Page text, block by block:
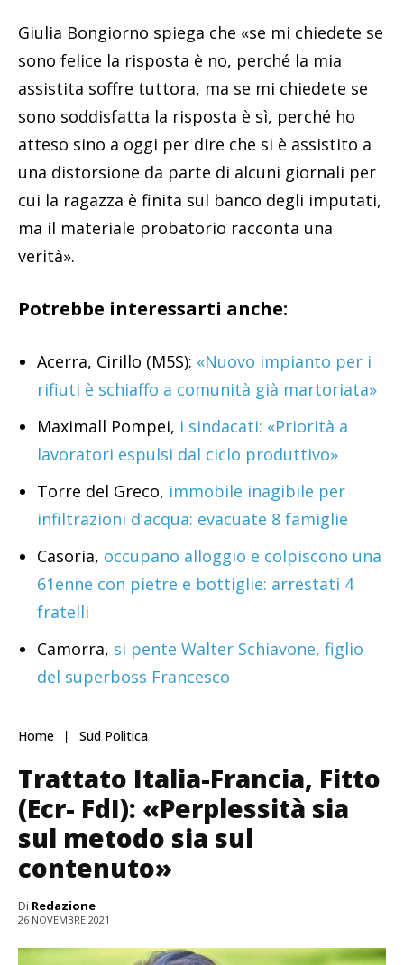
Giulia Bongiorno spiega che «se mi chiedete se
sono felice la risposta è no, perché la mia
assistita soffre tuttora, ma se mi chiedete se
sono soddisfatta la risposta è sì, perché ho
atteso sino a oggi per dire che si è assistito a
una distorsione da parte di alcuni giornali per
cui la ragazza è finita sul banco degli imputati,
ma il materiale probatorio racconta una
verità».
Potrebbe interessarti anche:
Acerra, Cirillo (M5S): «Nuovo impianto per i
rifiuti è schiaffo a comunità già martoriata»
Maximall Pompei, i sindacati: «Priorità a
lavoratori espulsi dal ciclo produttivo»
Torre del Greco, immobile inagibile per
infiltrazioni d’acqua: evacuate 8 famiglie
Casoria, occupano alloggio e colpiscono una
61enne con pietre e bottiglie: arrestati 4
fratelli
Camorra, si pente Walter Schiavone, figlio
del superboss Francesco
Home Sud Politica
Trattato Italia-Francia, Fitto
(Ecr- FdI): «Perplessità sia
sul metodo sia sul
contenuto»
Di Redazione
26 NOVEMBRE 2021